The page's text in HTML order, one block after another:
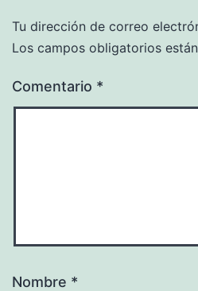
Tu dirección de correo
Los campos obligatorios
Comentario *
Nombre *